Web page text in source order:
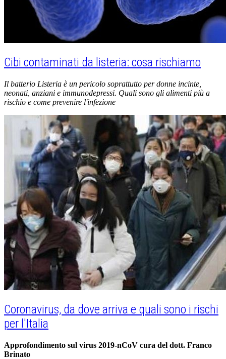
Cibi contaminati da listeria: cosa rischiamo
Il batterio Listeria è un pericolo soprattutto per donne incinte,
neonati, anziani e immunodepressi. Quali sono gli alimenti più a
rischio e come prevenire l'infezione
Coronavirus, da dove arriva e quali sono i rischi
per l'Italia
Approfondimento sul virus 2019-nCoV cura del dott. Franco
Brinato